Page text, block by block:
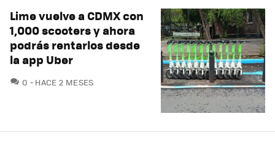
Lime vuelve a CDMX con
1,000 scooters y ahora
podrás rentarlos desde
la app Uber
0 COMENTARIOS
HACE 2 MESES